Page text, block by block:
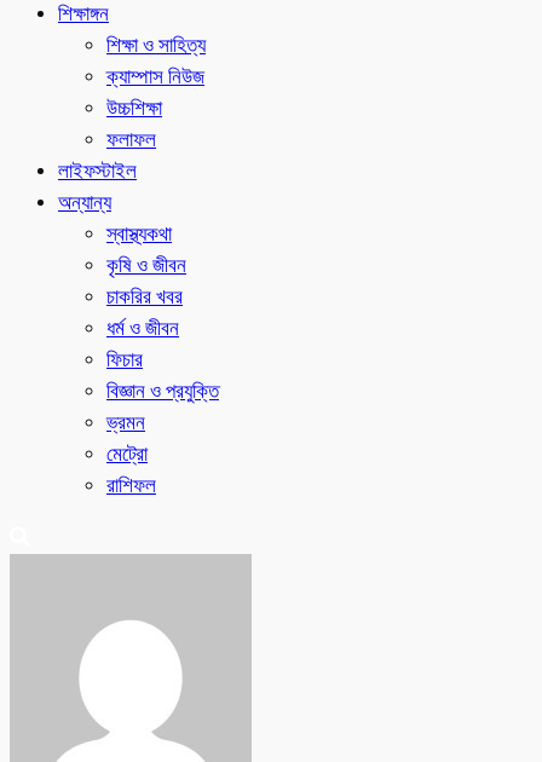
শিক্ষাঙ্গন
শিক্ষা ও সাহিত্য
ক্যাম্পাস নিউজ
উচ্চশিক্ষা
ফলাফল
লাইফস্টাইল
অন্যান্য
স্বাস্থ্যকথা
কৃষি ও জীবন
চাকরির খবর
ধর্ম ও জীবন
ফিচার
বিজ্ঞান ও প্রযুক্তি
ভ্রমন
মেট্রো
রাশিফল